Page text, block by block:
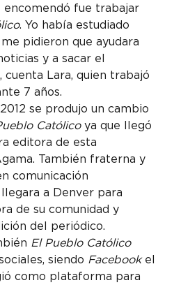
encomendó fue trabajar
. Yo había estudiado
pidieron que ayudara
y a sacar el
cuenta Lara, quien trabajó
7 años.
se produjo un cambio
Católico ya que llegó
editora de esta
También fraterna y
comunicación
a Denver para
de su comunidad y
del periódico.
El Pueblo Católico
siendo Facebook el
como plataforma para